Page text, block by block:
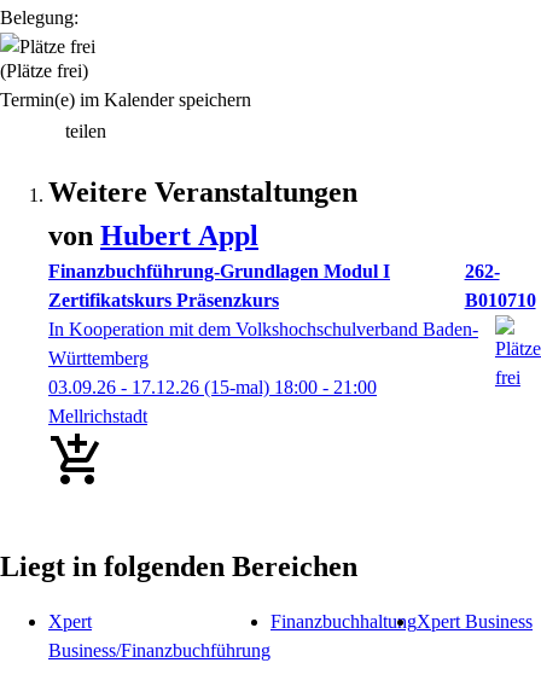
Belegung:
(Plätze frei)
Termin(e) im Kalender speichern
teilen
Weitere Veranstaltungen
von Hubert Appl
Finanzbuchführung-Grundlagen Modul I
Zertifikatskurs Präsenzkurs
262-
B010710
In Kooperation mit dem Volkshochschulverband Baden-
Württemberg
03.09.26 - 17.12.26 (15-mal) 18:00 - 21:00
Mellrichstadt
Liegt in folgenden Bereichen
Xpert
Business/Finanzbuchführung
FinanzbuchhaltungXpert Business